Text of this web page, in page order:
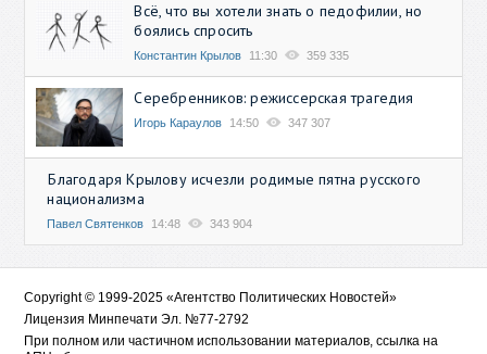
Всё, что вы хотели знать о педофилии, но
боялись спросить
Константин Крылов 11:30 359 335
Серебренников: режиссерская трагедия
Игорь Караулов 14:50 347 307
Благодаря Крылову исчезли родимые пятна русского
национализма
Павел Святенков 14:48 343 904
Copyright © 1999-2025 «Агентство Политических Новостей»
Лицензия Минпечати Эл. №77-2792
При полном или частичном использовании материалов, ссылка на